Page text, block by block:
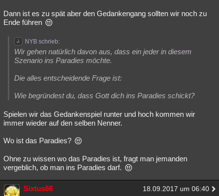
Dann ist es zu spät aber den Gedankengang sollten wir noch zu
Ende führen
NYB schrieb:
Wir gehen natürlich davon aus, dass ein jeder in diesem
Szenario ins Paradies möchte.
Die alles entscheidende Frage ist:
Wie begründest du, dass Gott dich ins Paradies schickt?
Spielen wir das Gedankenspiel runter und hoch kommen wir
immer wieder auf den selben Nenner.
Wo ist das Paradies?
Ohne zu wissen wo das Paradies ist, fragt man jemanden
vergeblich, ob man ins Paradies darf.
Sixtus66 18.09.2017 um 06:40